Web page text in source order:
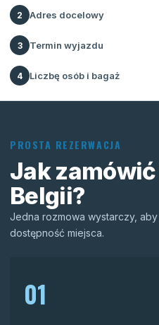
2 Adres docelowy
3 Termin wyjazdu
4 Liczbę osób i bagaż
PROSTA REZERWACJA
Jak
Belgii?
Jedna rozmowa wystarczy,
dostępność miejsca.
01